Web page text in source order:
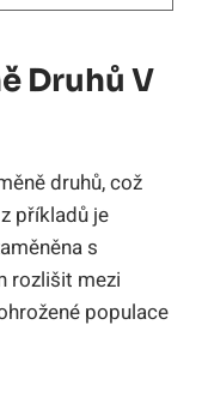
Druhů V
druhů, což
příkladů je
s
rozlišit mezi
populace